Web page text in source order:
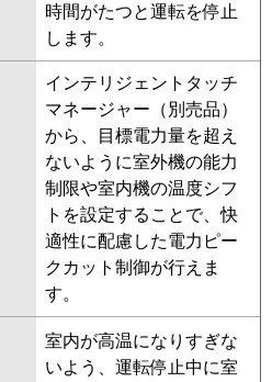
時間がたつと運転を停止
します。
インテリジェントタッチ
マネージャー（別売品）
から、目標電力量を超え
ないように室外機の能力
制限や室内機の温度シフ
トを設定することで、快
適性に配慮した電力ピー
クカット制御が行えま
す。
室内が高温になりすぎな
いよう、運転停止中に室